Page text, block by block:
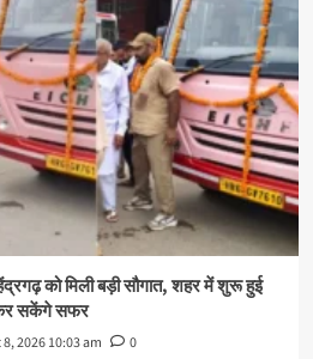
को मिली बड़ी सौगात, शहर में शुरू हुई
कर सकेंगे सफर
2026 10:03 am 0